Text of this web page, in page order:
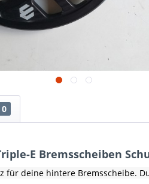
0
E Bremsscheiben
für deine hintere Bremsscheibe.